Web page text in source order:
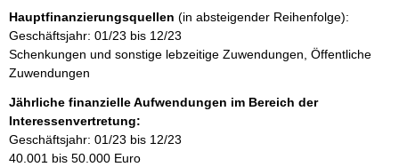
t
i
n
f
o
r
m
a
Hauptfinanzierungsquellen (in absteigender Reihenfolge):
Geschäftsjahr: 01/23 bis 12/23
Schenkungen und sonstige lebzeitige Zuwendungen, Öffentliche
Zuwendungen
Jährliche finanzielle Aufwendungen im Bereich der
Interessenvertretung:
Geschäftsjahr: 01/23 bis 12/23
40.001 bis 50.000 Euro